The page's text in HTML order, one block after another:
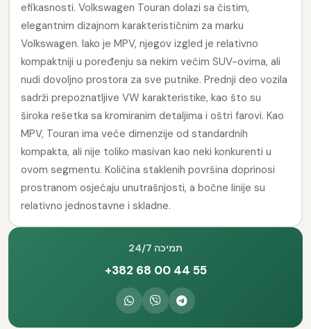
efikasnosti. Volkswagen Touran dolazi sa čistim,
elegantnim dizajnom karakterističnim za marku
Volkswagen. Iako je MPV, njegov izgled je relativno
kompaktniji u poređenju sa nekim većim SUV-ovima, ali
nudi dovoljno prostora za sve putnike. Prednji deo vozila
sadrži prepoznatljive VW karakteristike, kao što su
široka rešetka sa kromiranim detaljima i oštri farovi. Kao
MPV, Touran ima veće dimenzije od standardnih
kompakta, ali nije toliko masivan kao neki konkurenti u
ovom segmentu. Količina staklenih površina doprinosi
prostranom osjećaju unutrašnjosti, a bočne linije su
relativno jednostavne i skladne.
24/7 תמיכה
+382 68 00 44 55